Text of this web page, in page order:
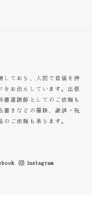
しており、人前で自信を持
をお伝えしています。出張
書道講師としてのご依頼も
書きなどの筆耕、謝辞・祝
のご依頼も承ります。
Instagram